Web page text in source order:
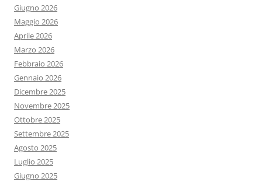
Giugno 2026
Maggio 2026
Aprile 2026
Marzo 2026
Febbraio 2026
Gennaio 2026
Dicembre 2025
Novembre 2025
Ottobre 2025
Settembre 2025
Agosto 2025
Luglio 2025
Giugno 2025